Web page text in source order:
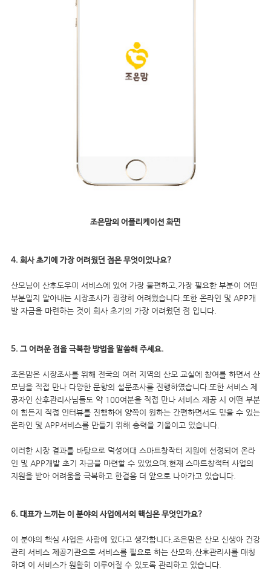
조은맘의 어플리케이션 화면
4. 회사 초기에 가장 어려웠던 점은 무엇이었나요?
산모님이 산후도우미 서비스에 있어 가장 불편하고,가장 필요한 부분이 어떤
부분일지 알아내는 시장조사가 굉장히 어려웠습니다.또한 온라인 및 APP개
발 자금을 마련하는 것이 회사 초기의 가장 어려웠던 점 입니다.
5. 그 어려운 점을 극복한 방법을 말씀해 주세요.
조은맘은 시장조사를 위해 전국의 여러 지역의 산모 교실에 참여를 하면서 산
모님을 직접 만나 다양한 문항의 설문조사를 진행하였습니다.또한 서비스 제
공자인 산후관리사님들도 약 100여분을 직접 만나 서비스 제공 시 어떤 부분
이 힘든지 직접 인터뷰를 진행하여 양쪽이 원하는 간편하면서도 믿을 수 있는
온라인 및 APP서비스를 만들기 위해 총력을 기울이고 있습니다.
이러한 시장 결과를 바탕으로 덕성여대 스마트창작터 지원에 선정되어 온라
인 및 APP개발 초기 자금을 마련할 수 있었으며,현재 스마트창적터 사업의
지원을 받아 어려움을 극복하고 한걸음 더 앞으로 나아가고 있습니다.
6. 대표가 느끼는 이 분야의 사업에서의 핵심은 무엇인가요?
이 분야의 핵심 사업은 사람에 있다고 생각합니다.조은맘은 산모 신생아 건강
관리 서비스 제공기관으로 서비스를 필요로 하는 산모와,산후관리사를 매칭
하며 이 서비스가 원활히 이루어질 수 있도록 관리하고 있습니다.